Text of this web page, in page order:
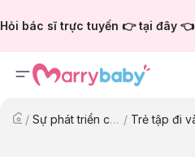
Hỏi bác sĩ trực tuyến 👉 tại đây 👈
/ Sự phát triển của trẻ /